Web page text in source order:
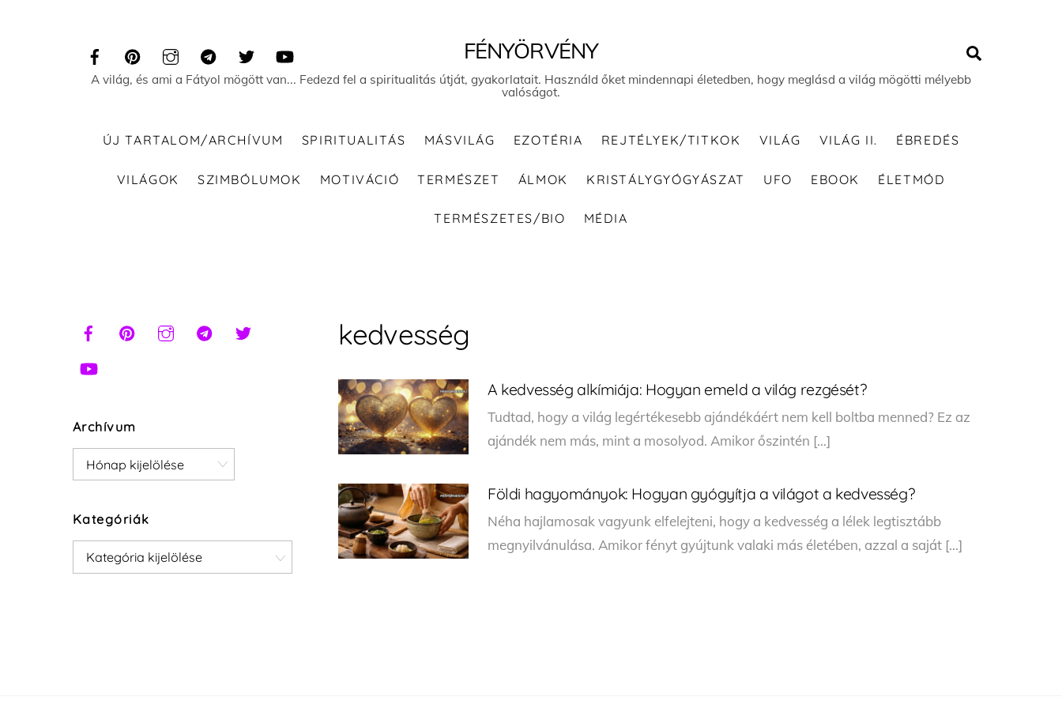
FÉNYÖRVÉNY
A világ, és ami a Fátyol mögött van... Fedezd fel a spiritualitás útját, gyakorlatait. Használd őket mindennapi életedben, hogy meglásd a világ mögötti mélyebb
valóságot.
ÚJ TARTALOM/ARCHÍVUM SPIRITUALITÁS MÁSVILÁG EZOTÉRIA REJTÉLYEK/TITKOK VILÁG VILÁG II. ÉBREDÉS
VILÁGOK SZIMBÓLUMOK MOTIVÁCIÓ TERMÉSZET ÁLMOK KRISTÁLYGYÓGYÁSZAT UFO EBOOK ÉLETMÓD
TERMÉSZETES/BIO MÉDIA
kedvesség
A kedvesség alkímiája: Hogyan emeld a világ rezgését?
Tudtad, hogy a világ legértékesebb ajándékáért nem kell boltba menned? Ez az
ajándék nem más, mint a mosolyod. Amikor őszintén […]
Földi hagyományok: Hogyan gyógyítja a világot a kedvesség?
Néha hajlamosak vagyunk elfelejteni, hogy a kedvesség a lélek legtisztább
megnyilvánulása. Amikor fényt gyújtunk valaki más életében, azzal a saját […]
Archívum
Archívum
Kategóriák
Kategóriák